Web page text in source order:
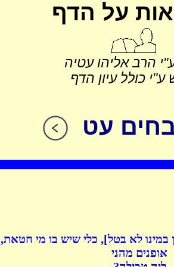
על הדף
הרב אליהו עטיה
ע"י כולל עיון הדף
עט
במינו לא בטל], כלי שיש בו מי
אופנים מהני